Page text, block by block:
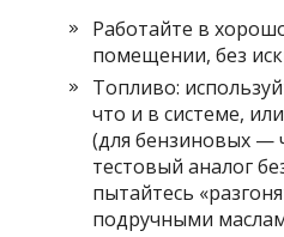
Работайте в
помещении, без
Топливо:
что и в системе,
(для бензиновых —
тестовый аналог
пытайтесь
подручными